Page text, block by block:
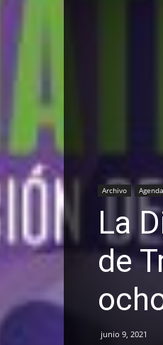
Archivo Agenda
La
de
junio 9, 2021